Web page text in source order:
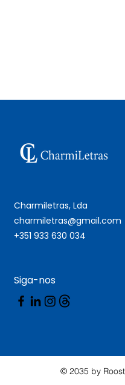
Charmiletras, Lda
charmiletras@gmail.com
+351 933 630 034
Siga-nos
© 2035 by